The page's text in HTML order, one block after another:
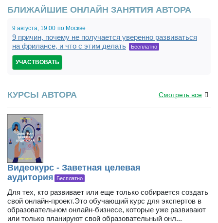
БЛИЖАЙШИЕ ОНЛАЙН ЗАНЯТИЯ АВТОРА
9 августа, 19:00 по Москве
9 причин, почему не получается уверенно развиваться
на фрилансе, и что с этим делать
Бесплатно
УЧАСТВОВАТЬ
КУРСЫ АВТОРА Смотреть все
Видеокурс - Заветная целевая
аудитория
Бесплатно
Для тех, кто развивает или еще только собирается создать
свой онлайн-проект.Это обучающий курс для экспертов в
образовательном онлайн-бизнесе, которые уже развивают
или только планируют свой образовательный онл...